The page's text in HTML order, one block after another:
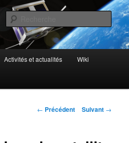
Activités et actualités Wiki
Navigation
← Précédent Suivant →